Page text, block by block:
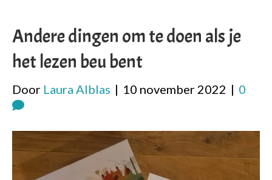
Andere dingen om te doen als je
het lezen beu bent
Door Laura Alblas | 10 november 2022 | 0